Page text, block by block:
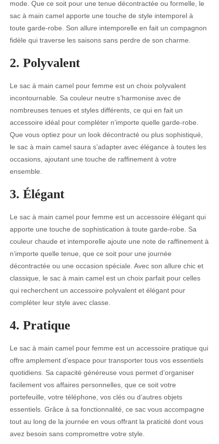
mode. Que ce soit pour une tenue décontractée ou formelle, le
sac à main camel apporte une touche de style intemporel à
toute garde-robe. Son allure intemporelle en fait un compagnon
fidèle qui traverse les saisons sans perdre de son charme.
2. Polyvalent
Le sac à main camel pour femme est un choix polyvalent
incontournable. Sa couleur neutre s’harmonise avec de
nombreuses tenues et styles différents, ce qui en fait un
accessoire idéal pour compléter n’importe quelle garde-robe.
Que vous optiez pour un look décontracté ou plus sophistiqué,
le sac à main camel saura s’adapter avec élégance à toutes les
occasions, ajoutant une touche de raffinement à votre
ensemble.
3. Élégant
Le sac à main camel pour femme est un accessoire élégant qui
apporte une touche de sophistication à toute garde-robe. Sa
couleur chaude et intemporelle ajoute une note de raffinement à
n’importe quelle tenue, que ce soit pour une journée
décontractée ou une occasion spéciale. Avec son allure chic et
classique, le sac à main camel est un choix parfait pour celles
qui recherchent un accessoire polyvalent et élégant pour
compléter leur style avec classe.
4. Pratique
Le sac à main camel pour femme est un accessoire pratique qui
offre amplement d’espace pour transporter tous vos essentiels
quotidiens. Sa capacité généreuse vous permet d’organiser
facilement vos affaires personnelles, que ce soit votre
portefeuille, votre téléphone, vos clés ou d’autres objets
essentiels. Grâce à sa fonctionnalité, ce sac vous accompagne
tout au long de la journée en vous offrant la praticité dont vous
avez besoin sans compromettre votre style.